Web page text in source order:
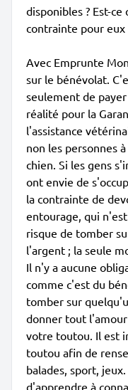
disponibles ? Est-
contrainte pour eux
Avec Emprunte
sur le bénévolat.
seulement de
réalité pour la
l'assistance
non les personnes
chien. Si les gens
ont envie de
la contrainte de
entourage, qui
risque de tomber
l'argent ; la seule
Il n'y a aucune
comme c'est du
tomber sur
donner tout
votre toutou. Il est
toutou afin de
balades, sport,
d'apprendre à